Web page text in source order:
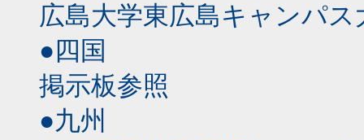
広島大学東広島キャンパ
●四国
掲示板参照
●九州